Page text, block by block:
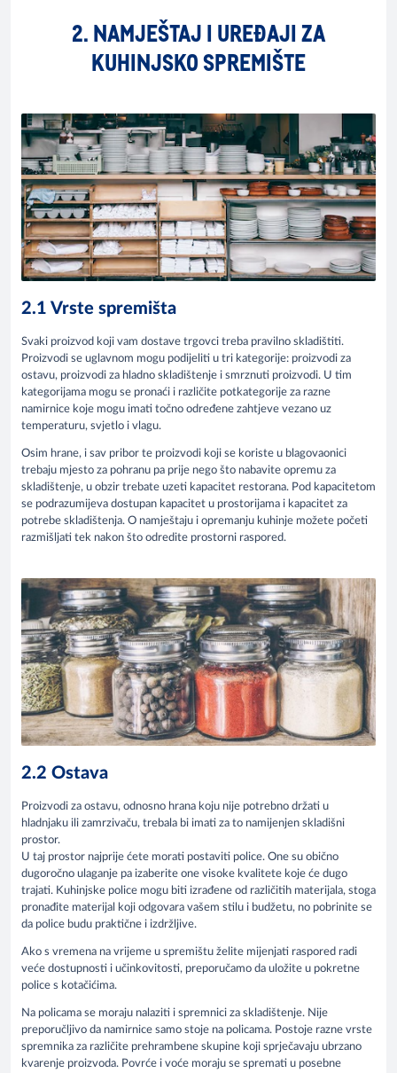
2. NAMJEŠTAJ I UREĐAJI ZA
KUHINJSKO SPREMIŠTE
2.1 Vrste spremišta
Svaki proizvod koji vam dostave trgovci treba pravilno skladištiti.
Proizvodi se uglavnom mogu podijeliti u tri kategorije: proizvodi za
ostavu, proizvodi za hladno skladištenje i smrznuti proizvodi. U tim
kategorijama mogu se pronaći i različite potkategorije za razne
namirnice koje mogu imati točno određene zahtjeve vezano uz
temperaturu, svjetlo i vlagu.
Osim hrane, i sav pribor te proizvodi koji se koriste u blagovaonici
trebaju mjesto za pohranu pa prije nego što nabavite opremu za
skladištenje, u obzir trebate uzeti kapacitet restorana. Pod kapacitetom
se podrazumijeva dostupan kapacitet u prostorijama i kapacitet za
potrebe skladištenja. O namještaju i opremanju kuhinje možete početi
razmišljati tek nakon što odredite prostorni raspored.
2.2 Ostava
Proizvodi za ostavu, odnosno hrana koju nije potrebno držati u
hladnjaku ili zamrzivaču, trebala bi imati za to namijenjen skladišni
prostor.
U taj prostor najprije ćete morati postaviti police. One su obično
dugoročno ulaganje pa izaberite one visoke kvalitete koje će dugo
trajati. Kuhinjske police mogu biti izrađene od različitih materijala, stoga
pronađite materijal koji odgovara vašem stilu i budžetu, no pobrinite se
da police budu praktične i izdržljive.
Ako s vremena na vrijeme u spremištu želite mijenjati raspored radi
veće dostupnosti i učinkovitosti, preporučamo da uložite u pokretne
police s kotačićima.
Na policama se moraju nalaziti i spremnici za skladištenje. Nije
preporučljivo da namirnice samo stoje na policama. Postoje razne vrste
spremnika za različite prehrambene skupine koji sprječavaju ubrzano
kvarenje proizvoda. Povrće i voće moraju se spremati u posebne